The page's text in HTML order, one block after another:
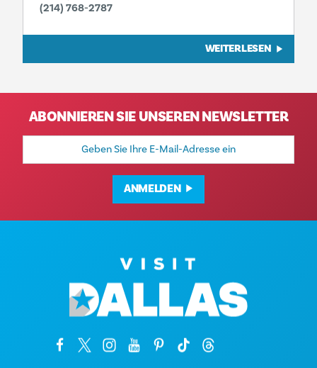
(214) 768-2787
WEITERLESEN
ABONNIEREN SIE UNSEREN NEWSLETTER
E-
Adresse
ANMELDEN